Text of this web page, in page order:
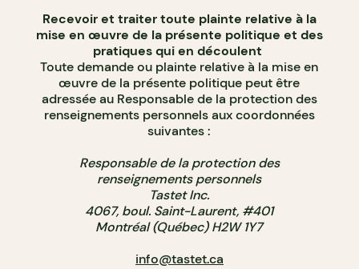
Recevoir et traiter toute plainte relative à la
mise en œuvre de la présente politique et des
pratiques qui en découlent
Toute demande ou plainte relative à la mise en
œuvre de la présente politique peut être
adressée au Responsable de la protection des
renseignements personnels aux coordonnées
suivantes :
Responsable de la protection des
renseignements personnels
Tastet Inc.
4067, boul. Saint-Laurent, #401
Montréal (Québec) H2W 1Y7
info@tastet.ca